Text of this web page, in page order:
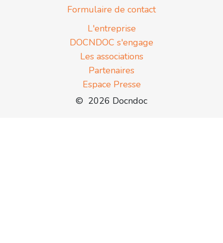
Formulaire de contact
L'entreprise
DOCNDOC s'engage
Les associations
Partenaires
Espace Presse
© 2026 Docndoc